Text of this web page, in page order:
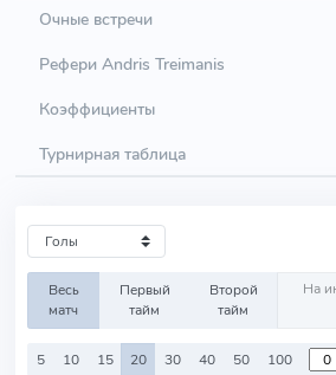
Очные встречи
Рефери Andris Treimanis
Коэффициенты
Турнирная таблица
Весь
матч
Первый
тайм
Второй
тайм
5 10 15 20 30 40 50 100